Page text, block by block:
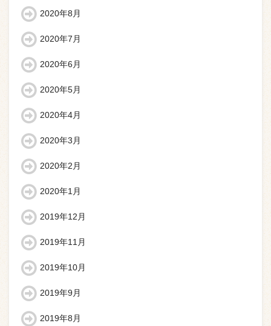
2020年8月
2020年7月
2020年6月
2020年5月
2020年4月
2020年3月
2020年2月
2020年1月
2019年12月
2019年11月
2019年10月
2019年9月
2019年8月